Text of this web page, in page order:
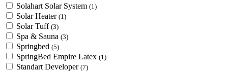
Solahart Solar System (1)
Solar Heater (1)
Solar Tuff (3)
Spa & Sauna (3)
Springbed (5)
SpringBed Empire Latex (1)
Standart Developer (7)